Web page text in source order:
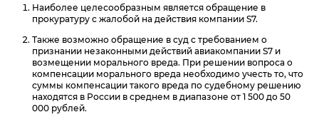
Наиболее целесообразным является обращение в
прокуратуру с жалобой на действия компании S7.
Также возможно обращение в суд с требованием о
признании незаконными действий авиакомпании S7 и
возмещении морального вреда. При решении вопроса о
компенсации морального вреда необходимо учесть то, что
суммы компенсации такого вреда по судебному решению
находятся в России в среднем в диапазоне от 1 500 до 50
000 рублей.